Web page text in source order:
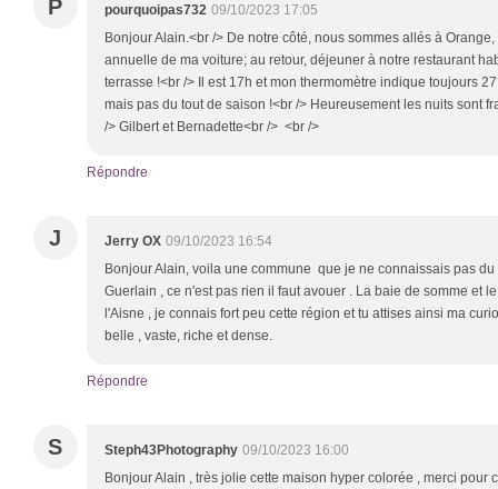
P pourquoipas732 09/10/2023 17:05
Bonjour Alain.<br /> De notre côté, nous sommes allés à
annuelle de ma voiture; au retour, déjeuner à notre restaurant
terrasse !<br /> Il est 17h et mon thermomètre indique toujours
mais pas du tout de saison !<br /> Heureusement les nuits sont
/> Gilbert et Bernadette<br /> <br />
Répondre
J Jerry OX 09/10/2023 16:54
Bonjour Alain, voila une commune que je ne connaissais pas
Guerlain , ce n'est pas rien il faut avouer . La baie de somme et
l'Aisne , je connais fort peu cette région et tu attises ainsi ma
belle , vaste, riche et dense.
Répondre
S Steph43Photography 09/10/2023 16:00
Bonjour Alain , très jolie cette maison hyper colorée , merci pour